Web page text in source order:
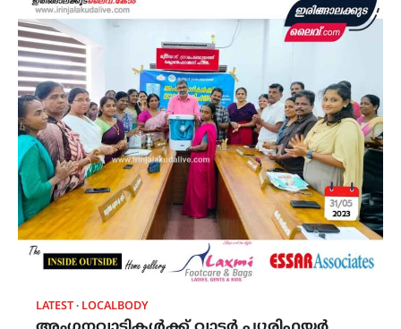
LATEST LOCALBODY